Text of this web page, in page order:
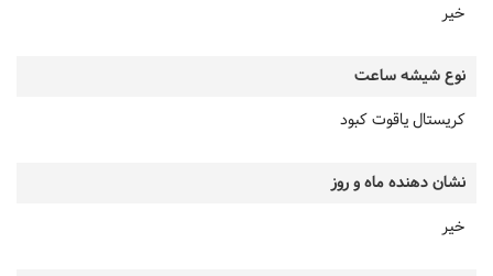
خیر
نوع شیشه ساعت
کریستال یاقوت کبود
نشان دهنده ماه و روز
خیر